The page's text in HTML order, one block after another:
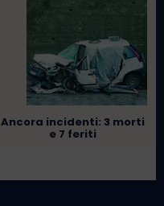
Ancora incidenti: 3 morti
e 7 feriti